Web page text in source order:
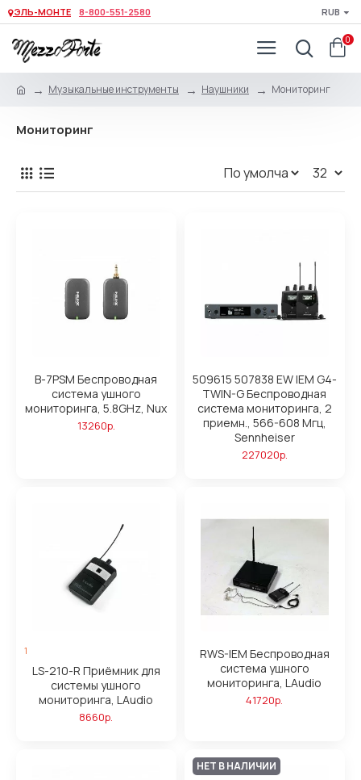
ЭЛЬ-МОНТЕ 8-800-551-2580 RUB
0
Музыкальные инструменты Наушники Мониторинг
Мониторинг
B-7PSM Беспроводная
система ушного
мониторинга, 5.8GHz, Nux
13260р.
509615 507838 EW IEM G4-
TWIN-G Беспроводная
система мониторинга, 2
приемн., 566-608 Мгц,
Sennheiser
227020р.
1
LS-210-R Приёмник для
системы ушного
мониторинга, LAudio
8660р.
RWS-IEM Беспроводная
система ушного
мониторинга, LAudio
41720р.
НЕТ В НАЛИЧИИ